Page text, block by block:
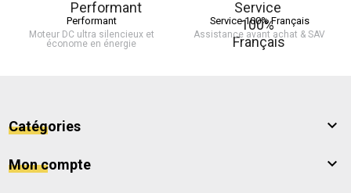
Performant
Moteur DC ultra silencieux et
économe en énergie
Service 100% Français
Assistance avant achat & SAV
Catégories 
Mon compte 